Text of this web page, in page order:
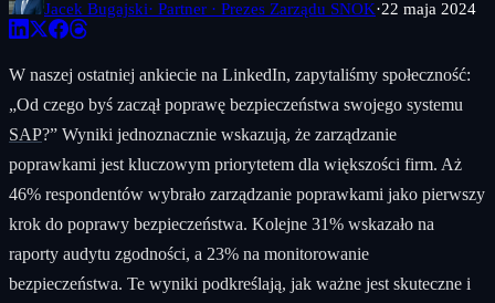
Jacek Bugajski· Partner · Prezes Zarządu SNOK·22 maja 2024
W naszej ostatniej ankiecie na LinkedIn, zapytaliśmy społeczność:
„Od czego byś zaczął poprawę bezpieczeństwa swojego systemu
SAP?” Wyniki jednoznacznie wskazują, że zarządzanie
poprawkami jest kluczowym priorytetem dla większości firm. Aż
46% respondentów wybrało zarządzanie poprawkami jako pierwszy
krok do poprawy bezpieczeństwa. Kolejne 31% wskazało na
raporty audytu zgodności, a 23% na monitorowanie
bezpieczeństwa. Te wyniki podkreślają, jak ważne jest skuteczne i